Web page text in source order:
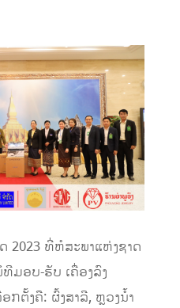
2023 ທີ່ຫໍສະພາແຫ່ງຊາດ
ມອບ-ຮັບ ເຄື່ອງລົງ
ກຕັ້ງຄື: ຜົ້ງສາລີ, ຫຼວງນ້ໍາ